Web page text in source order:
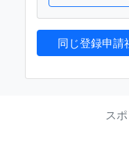
同じ登録申請
ス